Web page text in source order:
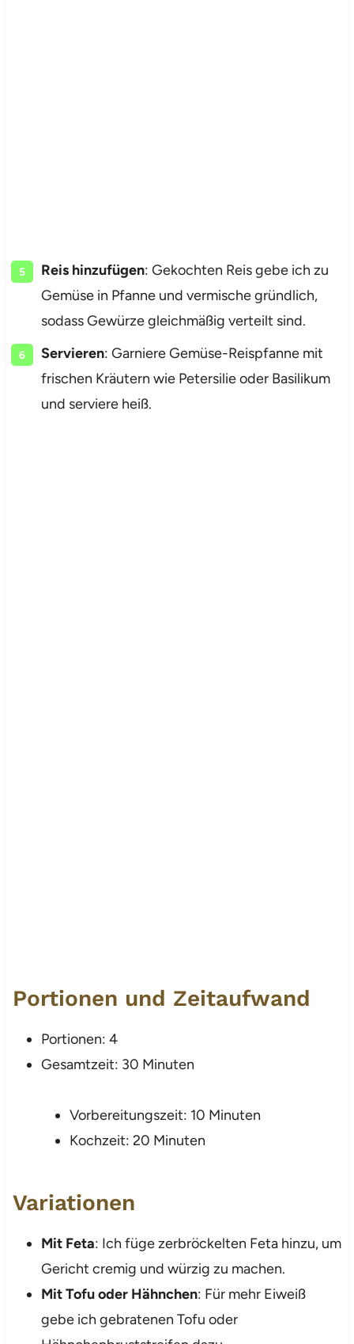
Reis hinzufügen: Gekochten Reis gebe ich zu
Gemüse in Pfanne und vermische gründlich,
sodass Gewürze gleichmäßig verteilt sind.
Servieren: Garniere Gemüse-Reispfanne mit
frischen Kräutern wie Petersilie oder Basilikum
und serviere heiß.
Portionen und Zeitaufwand
Portionen: 4
Gesamtzeit: 30 Minuten
Vorbereitungszeit: 10 Minuten
Kochzeit: 20 Minuten
Variationen
Mit Feta: Ich füge zerbröckelten Feta hinzu, um
Gericht cremig und würzig zu machen.
Mit Tofu oder Hähnchen: Für mehr Eiweiß
gebe ich gebratenen Tofu oder